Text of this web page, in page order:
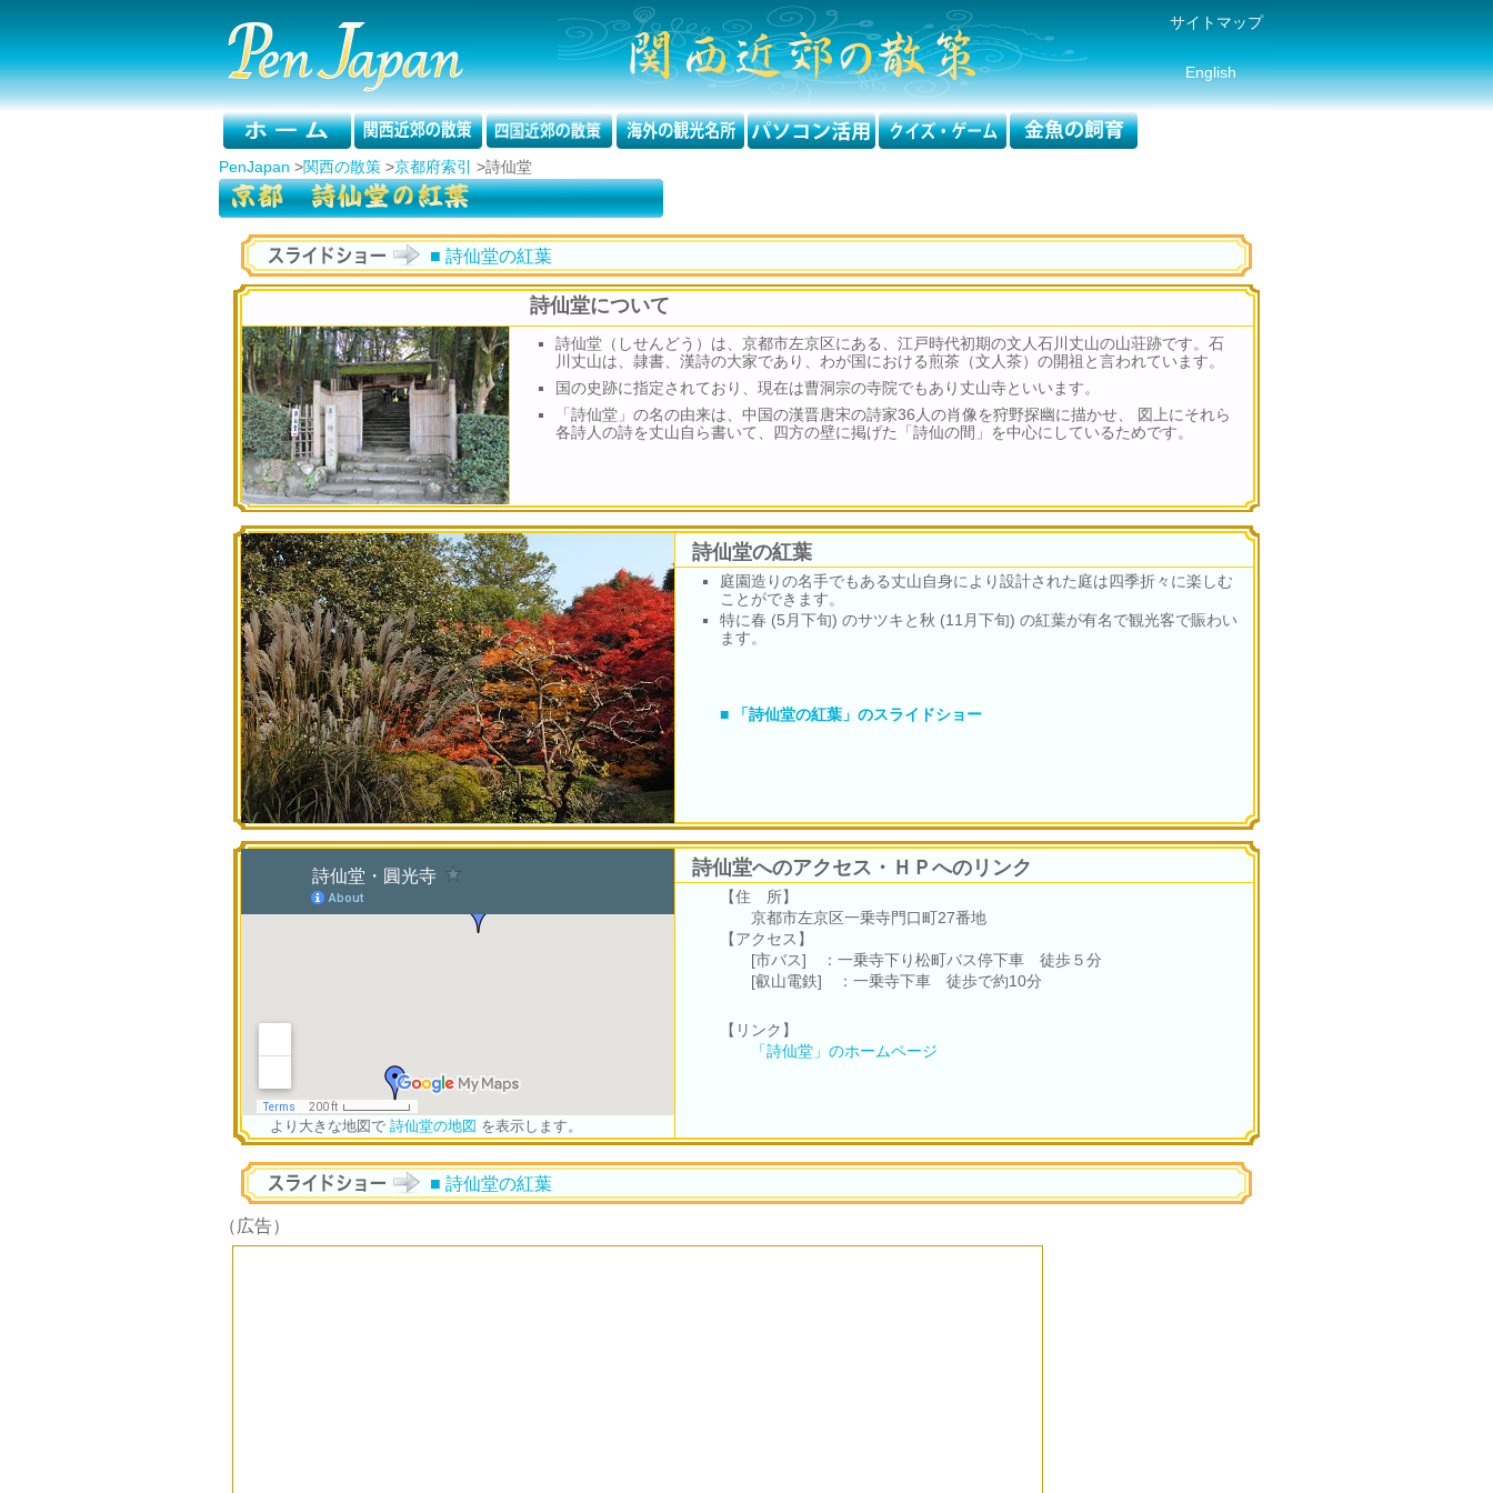
サイトマップ
English
PenJapan >関西の散策 >京都府索引 >詩仙堂
■ 詩仙堂の紅葉
詩仙堂について
詩仙堂（しせんどう）は、京都市左京区にある、江戸時代初期の文人石川丈山の山荘跡です。石
川丈山は、隷書、漢詩の大家であり、わが国における煎茶（文人茶）の開祖と言われています。
国の史跡に指定されており、現在は曹洞宗の寺院でもあり丈山寺といいます。
「詩仙堂」の名の由来は、中国の漢晋唐宋の詩家36人の肖像を狩野探幽に描かせ、 図上にそれら
各詩人の詩を丈山自ら書いて、四方の壁に掲げた「詩仙の間」を中心にしているためです。
詩仙堂の紅葉
庭園造りの名手でもある丈山自身により設計された庭は四季折々に楽しむ
ことができます。
特に春 (5月下旬) のサツキと秋 (11月下旬) の紅葉が有名で観光客で賑わい
ます。
■ 「詩仙堂の紅葉」のスライドショー
より大きな地図で 詩仙堂の地図 を表示します。
詩仙堂へのアクセス・ＨＰへのリンク
【住 所】
京都市左京区一乗寺門口町27番地
【アクセス】
[市バス] ：一乗寺下り松町バス停下車 徒歩５分
[叡山電鉄] ：一乗寺下車 徒歩で約10分
【リンク】
「詩仙堂」のホームページ
■ 詩仙堂の紅葉
（広告）